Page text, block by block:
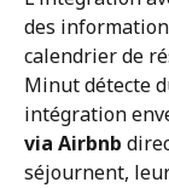
des
calendrier de
Minut détecte
intégration
via Airbnb
séjournent,